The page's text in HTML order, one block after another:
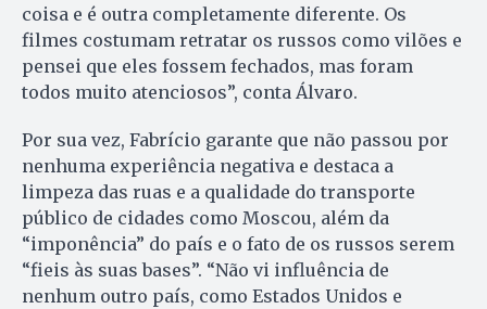
coisa e é outra completamente diferente. Os
filmes costumam retratar os russos como vilões e
pensei que eles fossem fechados, mas foram
todos muito atenciosos”, conta Álvaro.
Por sua vez, Fabrício garante que não passou por
nenhuma experiência negativa e destaca a
limpeza das ruas e a qualidade do transporte
público de cidades como Moscou, além da
“imponência” do país e o fato de os russos serem
“fieis às suas bases”. “Não vi influência de
nenhum outro país, como Estados Unidos e